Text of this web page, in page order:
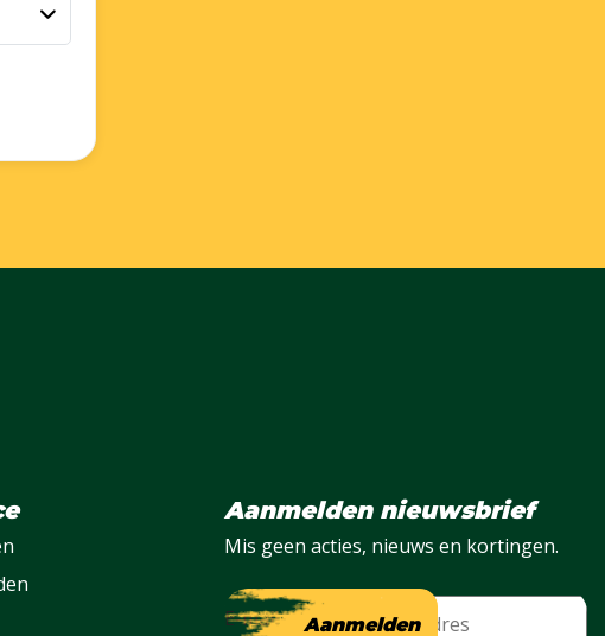
Aanmelden nieuwsbrief
Mis geen acties, nieuws en kortingen.
E-mail Aanmelden